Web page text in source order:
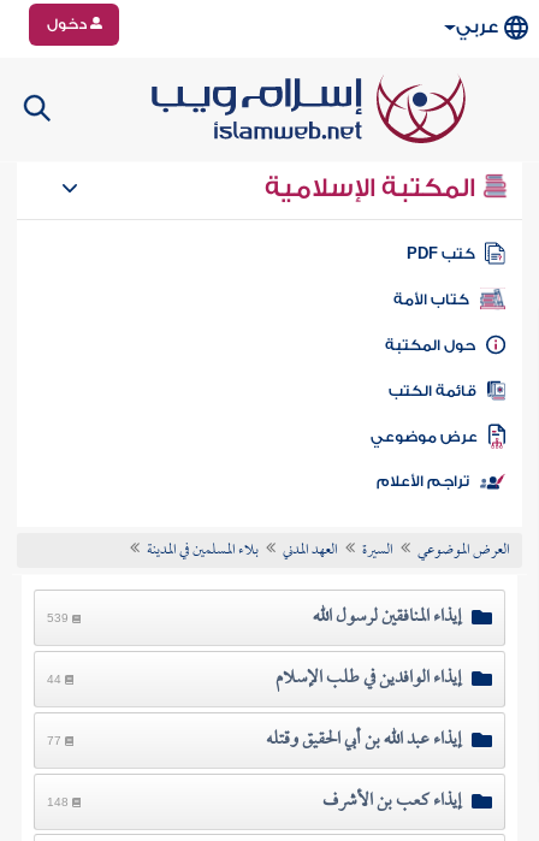
عربي دخول
المكتبة الإسلامية
كتب PDF
كتاب الأمة
المكتبة
الكتب
موضوعي
تراجم الأعلام
العرض الموضوعي السيرة العهد المدني بلاء المسلمين في المدينة
إيذاء المنافقين لرسول الله 539
إيذاء الوافدين في طلب الإسلام 44
إيذاء عبد الله بن أبي الحقيق وقتله 77
إيذاء كعب بن الأشرف 148